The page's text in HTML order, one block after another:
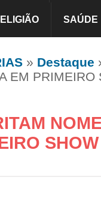
SAÚDE
» Destaque
EM PRIMEIRO